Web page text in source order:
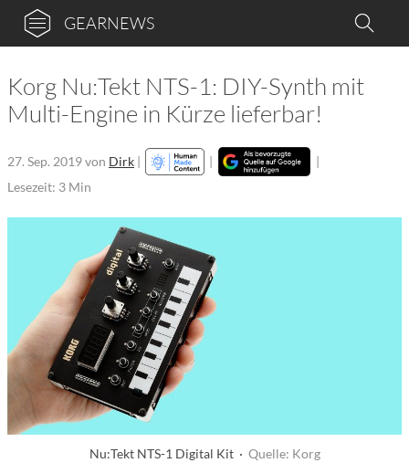
GEARNEWS
Korg Nu:Tekt NTS-1: DIY-Synth mit
Multi-Engine in Kürze lieferbar!
27. Sep. 2019von Dirk | |
|
Lesezeit: 3 Min
Nu:Tekt NTS-1 Digital Kit · Quelle: Korg